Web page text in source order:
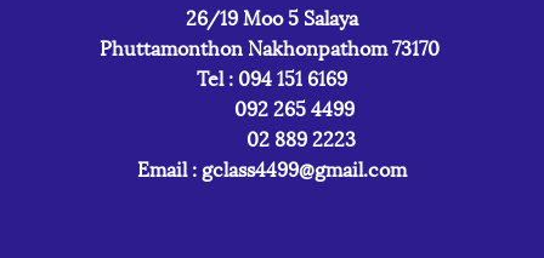
26/19 Moo 5 Salaya
Phuttamonthon Nakhonpathom 73170
Tel : 094 151 6169
092 265 4499
02 889 2223
Email : gclass4499@gmail.com